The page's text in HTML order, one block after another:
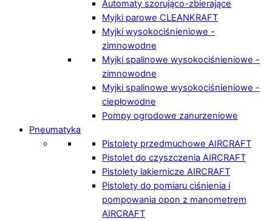
Automaty szorująco-zbierające
Myjki parowe CLEANKRAFT
Myjki wysokociśnieniowe -
zimnowodne
Myjki spalinowe wysokociśnieniowe -
zimnowodne
Myjki spalinowe wysokociśnieniowe -
ciepłowodne
Pompy ogrodowe zanurzeniowe
Pneumatyka
Pistolety przedmuchowe AIRCRAFT
Pistolet do czyszczenia AIRCRAFT
Pistolety lakiernicze AIRCRAFT
Pistolety do pomiaru ciśnienia i
pompowania opon z manometrem
AIRCRAFT